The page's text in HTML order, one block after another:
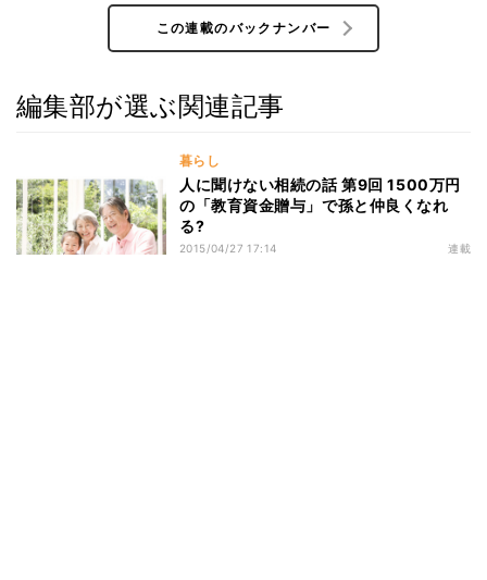
この連載のバックナンバー
編集部が選ぶ関連記事
暮らし
人に聞けない相続の話 第9回 1500万円
の「教育資金贈与」で孫と仲良くなれ
る?
2015/04/27 17:14 連載